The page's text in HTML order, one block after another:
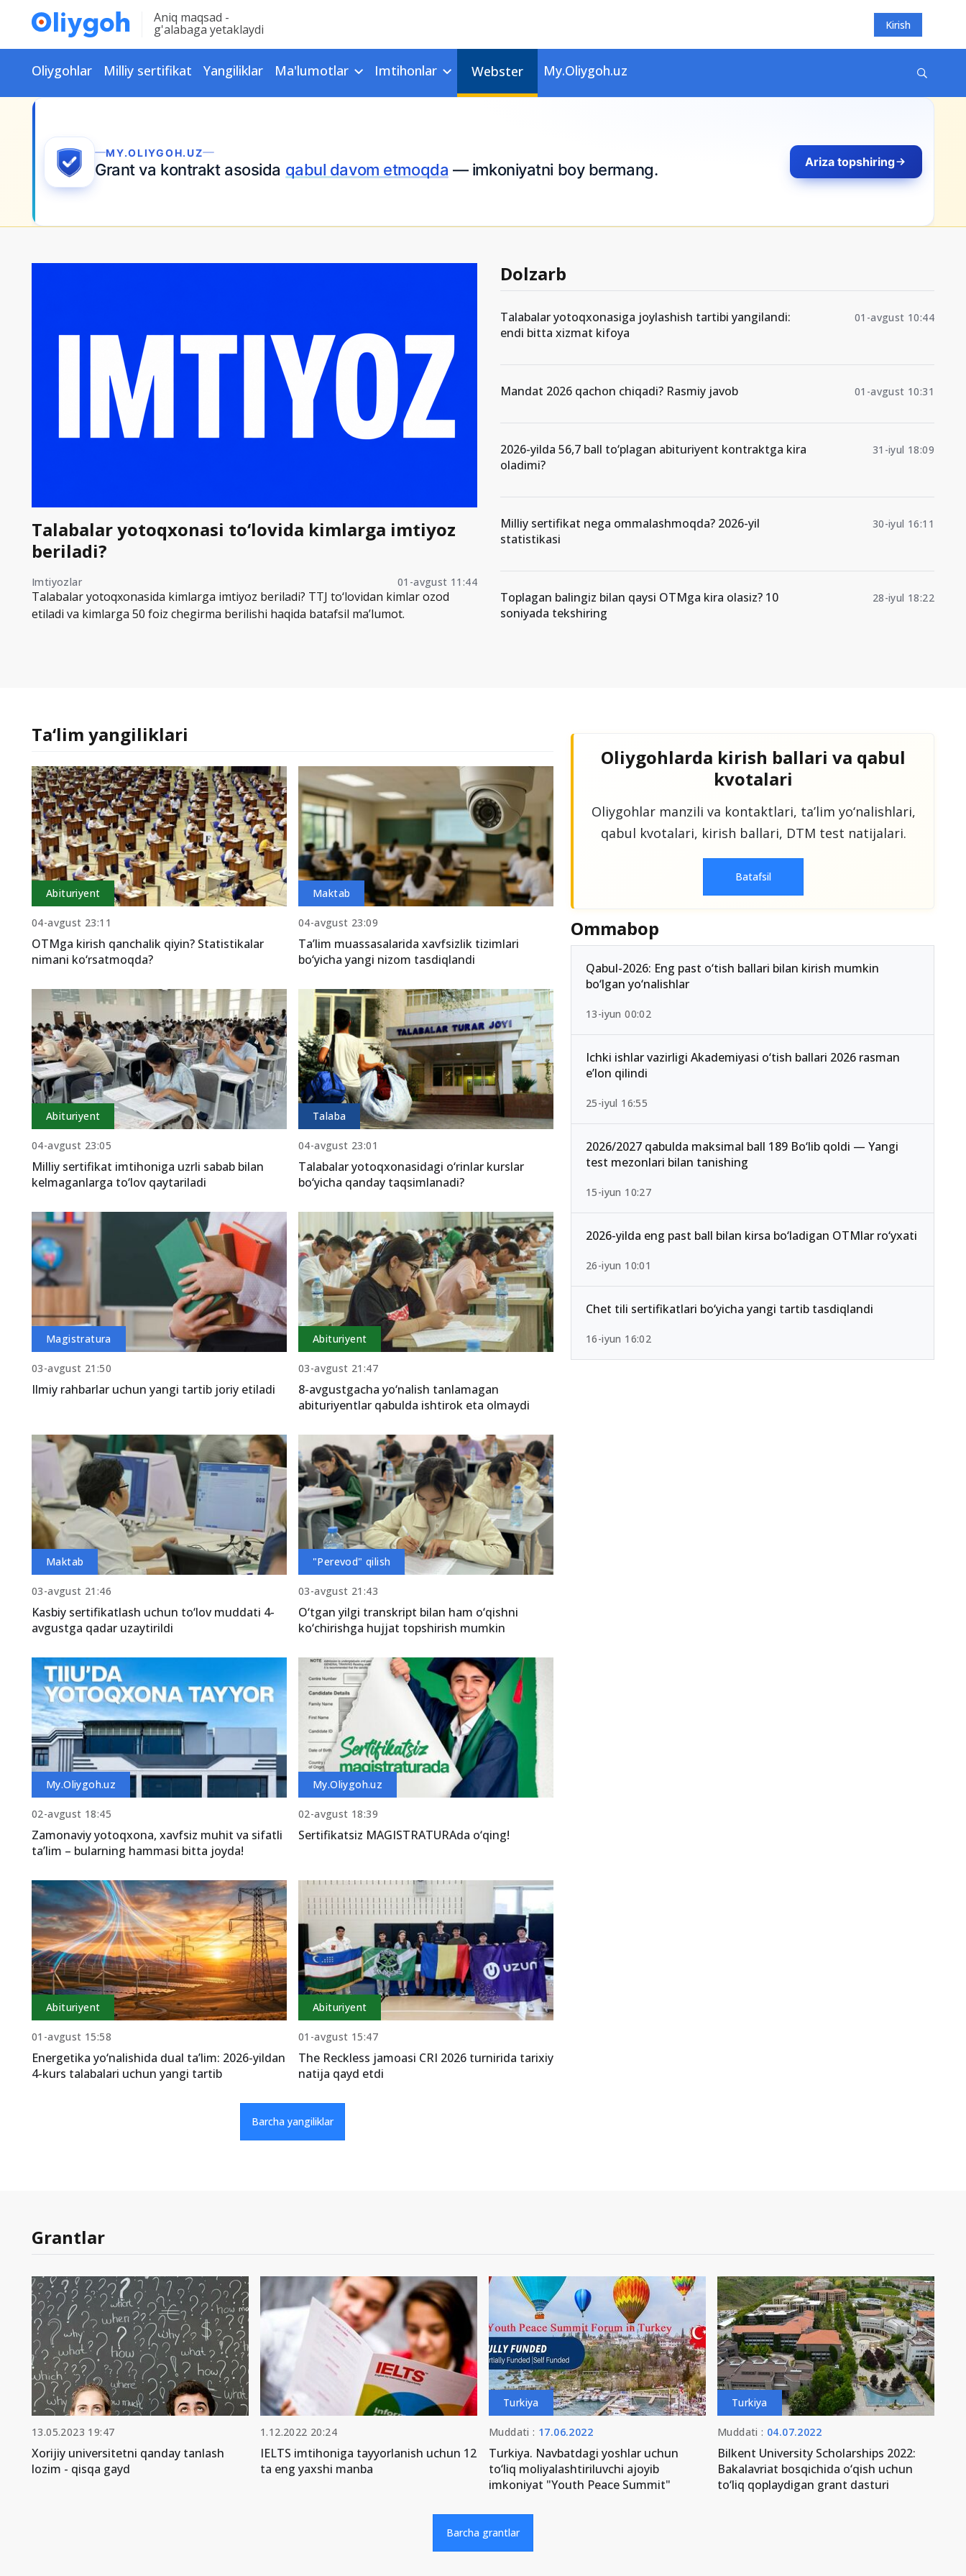
Aniq maqsad -
g'alabaga yetaklaydi Kirish
Oliygohlar Milliy sertifikat Yangiliklar Ma'lumotlar Imtihonlar Webster My.Oliygoh.uz
MY.OLIYGOH.UZ
Grant va kontrakt asosida qabul davom etmoqda — imkoniyatni boy bermang. Ariza topshiring
Talabalar yotoqxonasi to‘lovida kimlarga imtiyoz
beriladi?
Imtiyozlar 01-avgust 11:44
Talabalar yotoqxonasida kimlarga imtiyoz beriladi? TTJ to‘lovidan kimlar ozod
etiladi va kimlarga 50 foiz chegirma berilishi haqida batafsil ma’lumot.
Dolzarb
Talabalar yotoqxonasiga joylashish tartibi yangilandi:
endi bitta xizmat kifoya
01-avgust 10:44
Mandat 2026 qachon chiqadi? Rasmiy javob 01-avgust 10:31
2026-yilda 56,7 ball to‘plagan abituriyent kontraktga kira
oladimi?
31-iyul 18:09
Milliy sertifikat nega ommalashmoqda? 2026-yil
statistikasi
30-iyul 16:11
Toplagan balingiz bilan qaysi OTMga kira olasiz? 10
soniyada tekshiring
28-iyul 18:22
Ta‘lim yangiliklari
Abituriyent
04-avgust 23:11
OTMga kirish qanchalik qiyin? Statistikalar
nimani ko‘rsatmoqda?
Maktab
04-avgust 23:09
Ta’lim muassasalarida xavfsizlik tizimlari
bo‘yicha yangi nizom tasdiqlandi
Abituriyent
04-avgust 23:05
Milliy sertifikat imtihoniga uzrli sabab bilan
kelmaganlarga to‘lov qaytariladi
Talaba
04-avgust 23:01
Talabalar yotoqxonasidagi o‘rinlar kurslar
bo‘yicha qanday taqsimlanadi?
Magistratura
03-avgust 21:50
Ilmiy rahbarlar uchun yangi tartib joriy etiladi
Abituriyent
03-avgust 21:47
8-avgustgacha yo‘nalish tanlamagan
abituriyentlar qabulda ishtirok eta olmaydi
Maktab
03-avgust 21:46
Kasbiy sertifikatlash uchun to‘lov muddati 4-
avgustga qadar uzaytirildi
"Perevod" qilish
03-avgust 21:43
O‘tgan yilgi transkript bilan ham o‘qishni
ko‘chirishga hujjat topshirish mumkin
My.Oliygoh.uz
02-avgust 18:45
Zamonaviy yotoqxona, xavfsiz muhit va sifatli
ta’lim – bularning hammasi bitta joyda!
My.Oliygoh.uz
02-avgust 18:39
Sertifikatsiz MAGISTRATURAda o‘qing!
Abituriyent
01-avgust 15:58
Energetika yo‘nalishida dual ta’lim: 2026-yildan
4-kurs talabalari uchun yangi tartib
Abituriyent
01-avgust 15:47
The Reckless jamoasi CRI 2026 turnirida tarixiy
natija qayd etdi
Barcha yangiliklar
Oliygohlarda kirish ballari va qabul
kvotalari
Oliygohlar manzili va kontaktlari, taʼlim yo‘nalishlari,
qabul kvotalari, kirish ballari, DTM test natijalari.
Batafsil
Ommabop
Qabul-2026: Eng past o‘tish ballari bilan kirish mumkin
bo‘lgan yo‘nalishlar
13-iyun 00:02
Ichki ishlar vazirligi Akademiyasi o‘tish ballari 2026 rasman
e’lon qilindi
25-iyul 16:55
2026/2027 qabulda maksimal ball 189 Bo‘lib qoldi — Yangi
test mezonlari bilan tanishing
15-iyun 10:27
2026-yilda eng past ball bilan kirsa bo‘ladigan OTMlar ro‘yxati
26-iyun 10:01
Chet tili sertifikatlari bo‘yicha yangi tartib tasdiqlandi
16-iyun 16:02
Grantlar
13.05.2023 19:47
Xorijiy universitetni qanday tanlash
lozim - qisqa gayd
1.12.2022 20:24
IELTS imtihoniga tayyorlanish uchun 12
ta eng yaxshi manba
Turkiya
Muddati : 17.06.2022
Turkiya. Navbatdagi yoshlar uchun
to‘liq moliyalashtiriluvchi ajoyib
imkoniyat "Youth Peace Summit"
Turkiya
Muddati : 04.07.2022
Bilkent University Scholarships 2022:
Bakalavriat bosqichida o‘qish uchun
to‘liq qoplaydigan grant dasturi
Barcha grantlar